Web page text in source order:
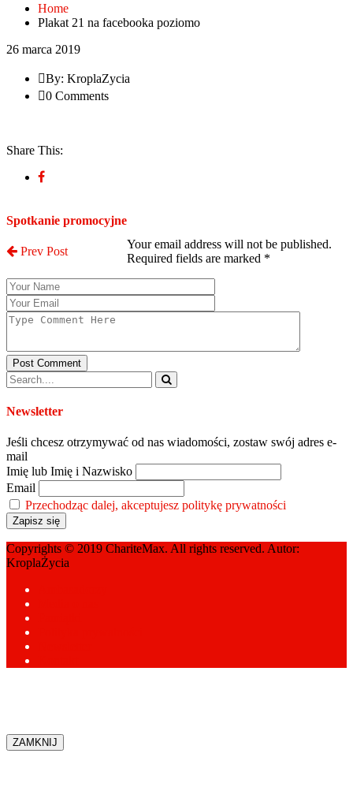
Home
Plakat 21 na facebooka poziomo
26 marca 2019
By: KroplaZycia
0 Comments
Share This:
Spotkanie promocyjne
Prev Post
Your email address will not be published.
Required fields are marked *
Post Comment
Newsletter
Jeśli chcesz otrzymywać od nas wiadomości, zostaw swój adres e-
mail
Imię lub Imię i Nazwisko
Email
Przechodząc dalej, akceptujesz politykę prywatności
Copyrights © 2019 ChariteMax. All rights reserved. Autor:
KroplaŻycia
ZAMKNIJ